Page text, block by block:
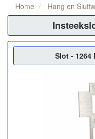
Home Hang en
Slot - 1264